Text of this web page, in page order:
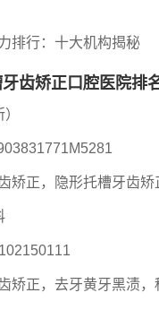
齿矫正口腔医院排
矫正，隐形托槽牙齿
矫正，去牙黄牙黑渍